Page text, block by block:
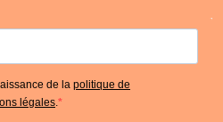
de la politique de
légales.